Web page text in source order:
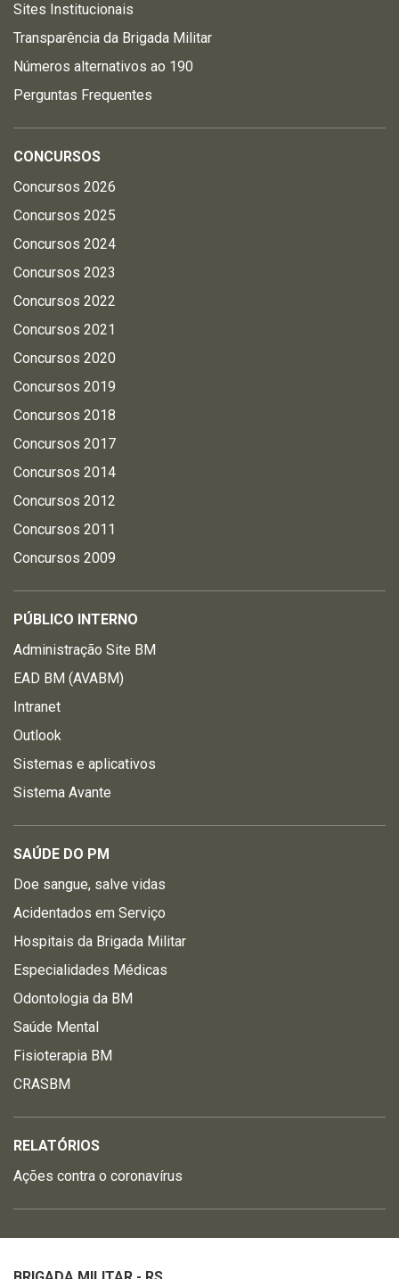
Sites Institucionais
Transparência da Brigada Militar
Números alternativos ao 190
Perguntas Frequentes
CONCURSOS
Concursos 2026
Concursos 2025
Concursos 2024
Concursos 2023
Concursos 2022
Concursos 2021
Concursos 2020
Concursos 2019
Concursos 2018
Concursos 2017
Concursos 2014
Concursos 2012
Concursos 2011
Concursos 2009
PÚBLICO INTERNO
Administração Site BM
EAD BM (AVABM)
Intranet
Outlook
Sistemas e aplicativos
Sistema Avante
SAÚDE DO PM
Doe sangue, salve vidas
Acidentados em Serviço
Hospitais da Brigada Militar
Especialidades Médicas
Odontologia da BM
Saúde Mental
Fisioterapia BM
CRASBM
RELATÓRIOS
Ações contra o coronavírus